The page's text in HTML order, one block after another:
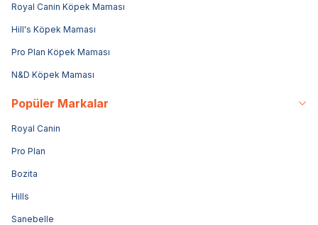
Royal Canin Köpek Maması
Hill's Köpek Maması
Pro Plan Köpek Maması
N&D Köpek Maması
Popüler Markalar
Royal Canin
Pro Plan
Bozita
Hills
Sanebelle